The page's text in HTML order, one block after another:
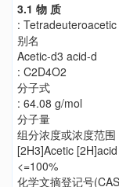
3.1 物 质
: Tetradeuteroacetic
别名
Acetic-d3 acid-d
: C2D4O2
分子式
: 64.08 g/mol
分子量
组分浓度或浓度范围
[2H3]Acetic [2H]acid
<=100%
化学文摘登记号